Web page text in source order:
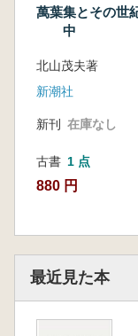
萬葉集とその世
中
北山茂夫著
新潮社
新刊 在庫なし
古書 1 点
880 円
最近見た本